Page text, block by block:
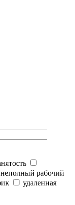
неполный рабочий
удаленная